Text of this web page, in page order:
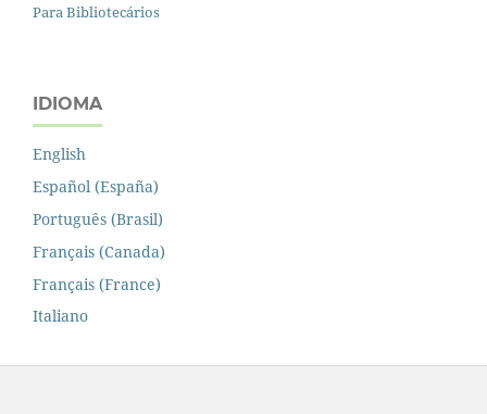
Para Bibliotecários
IDIOMA
English
Español (España)
Português (Brasil)
Français (Canada)
Français (France)
Italiano